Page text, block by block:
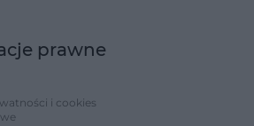
prawne
i cookies